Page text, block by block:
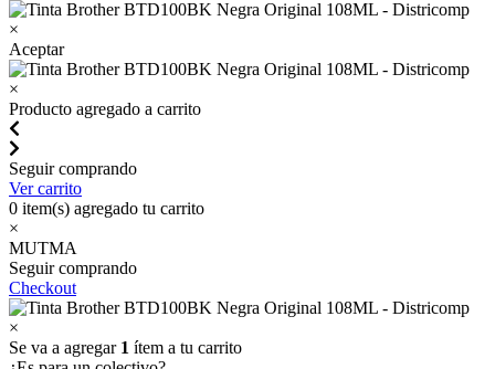
×
Aceptar
×
Producto agregado a carrito
Seguir comprando
Ver carrito
0 item(s) agregado tu carrito
×
MUTMA
Seguir comprando
Checkout
×
Se va a agregar 1 ítem a tu carrito